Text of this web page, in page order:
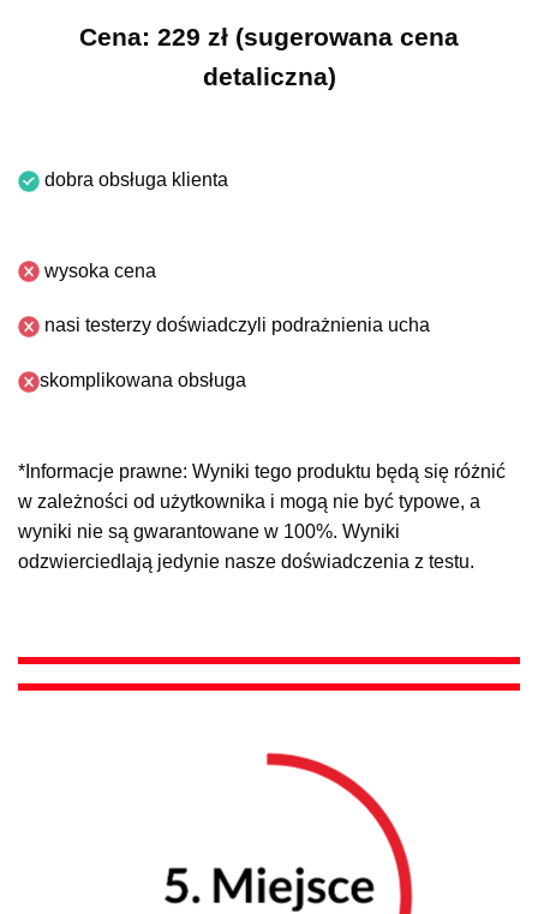
Cena: 229 zł (sugerowana cena
detaliczna)
dobra obsługa klienta
wysoka cena
nasi testerzy doświadczyli podrażnienia ucha
skomplikowana obsługa
*Informacje prawne: Wyniki tego produktu będą się różnić
w zależności od użytkownika i mogą nie być typowe, a
wyniki nie są gwarantowane w 100%. Wyniki
odzwierciedlają jedynie nasze doświadczenia z testu.